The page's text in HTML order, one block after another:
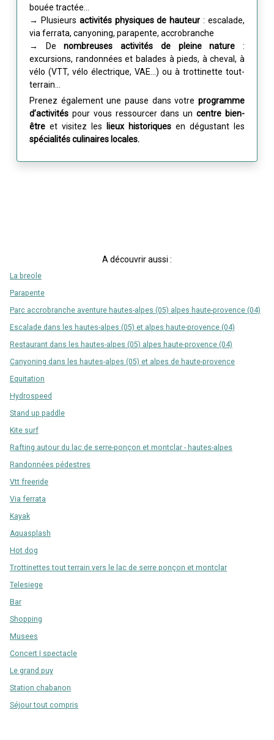
bouée tractée…
→ Plusieurs activités physiques de hauteur : escalade,
via ferrata, canyoning, parapente, accrobranche
→ Denombreuses activités de pleine nature :
excursions, randonnées et balades à pieds, à cheval, à
vélo (VTT, vélo électrique, VAE…) ou à trottinette tout-
terrain…
Prenez également une pause dans votre programme
d’activités pour vous ressourcer dans uncentre bien-
être et visitez les lieux historiques en dégustant les
spécialités culinaires locales.
A découvrir aussi :
La breole
Parapente
Parc accrobranche aventure hautes-alpes (05) alpes haute-provence (04)
Escalade dans les hautes-alpes (05) et alpes haute-provence (04)
Restaurant dans les hautes-alpes (05) alpes haute-provence (04)
Canyoning dans les hautes-alpes (05) et alpes de haute-provence
Equitation
Hydrospeed
Stand up paddle
Kite surf
Rafting autour du lac de serre-ponçon et montclar - hautes-alpes
Randonnées pédestres
Vtt freeride
Via ferrata
Kayak
Aquasplash
Hot dog
Trottinettes tout terrain vers le lac de serre ponçon et montclar
Telesiege
Bar
Shopping
Musees
Concert | spectacle
Le grand puy
Station chabanon
Séjour tout compris